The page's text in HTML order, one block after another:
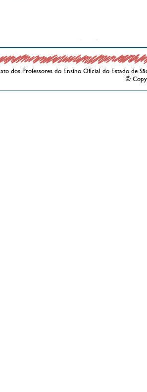
dos Professores do Ensino Oficial do Estado de
©